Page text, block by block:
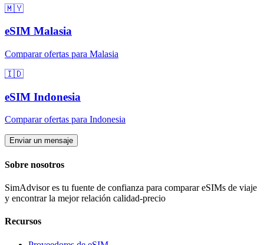
🇲🇾
eSIM Malasia
Comparar ofertas para Malasia
🇮🇩
eSIM Indonesia
Comparar ofertas para Indonesia
Enviar un mensaje
Sobre nosotros
SimAdvisor es tu fuente de confianza para comparar eSIMs de viaje
y encontrar la mejor relación calidad-precio
Recursos